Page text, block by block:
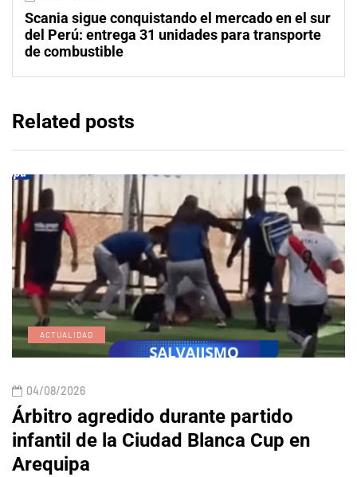
Scania sigue conquistando el mercado en el sur
del Perú: entrega 31 unidades para transporte
de combustible
Related posts
ACTUALIDAD
04/08/2026
Árbitro agredido durante partido
infantil de la Ciudad Blanca Cup en
Arequipa